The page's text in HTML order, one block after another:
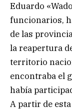
Eduardo
funcionarios,
de las
la reapertura
territorio
encontraba el
había
A partir de